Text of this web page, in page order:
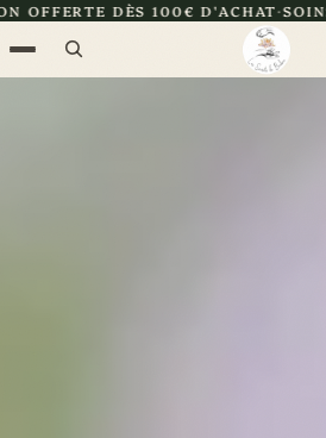
D'ACHAT SOINS NATURELS ET